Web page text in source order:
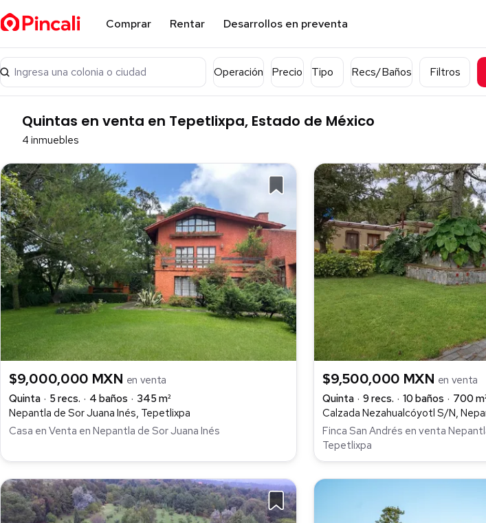
Comprar Rentar Desarrollos en preventa
Ingresa una colonia o ciudad Operación Precio Tipo Recs/Baños Filtros
Quintas en venta en Tepetlixpa, Estado de México
4 inmuebles
$9,000,000 MXN en venta
Quinta
5 recs. 4 baños
345 m²
Nepantla de Sor Juana Inés, Tepetlixpa
Casa en Venta en Nepantla de Sor Juana Inés
$9,500,000 MXN en venta
Quinta
9 recs. 10 baños
700
Finca San Andrés en venta
Tepetlixpa